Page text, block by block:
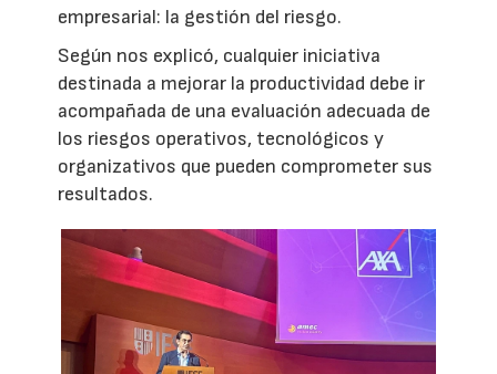
empresarial: la gestión del riesgo.
Según nos explicó, cualquier iniciativa
destinada a mejorar la productividad debe ir
acompañada de una evaluación adecuada de
los riesgos operativos, tecnológicos y
organizativos que pueden comprometer sus
resultados.